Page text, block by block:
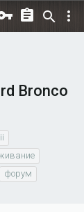
Bronco
форум